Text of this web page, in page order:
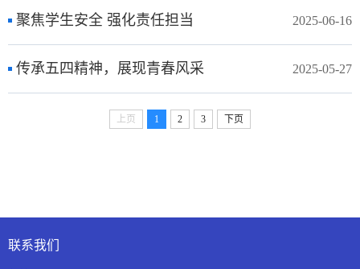
聚焦学生安全 强化责任担当 2025-06-16
传承五四精神，展现青春风采 2025-05-27
上页 1 2 3 下页
联系我们